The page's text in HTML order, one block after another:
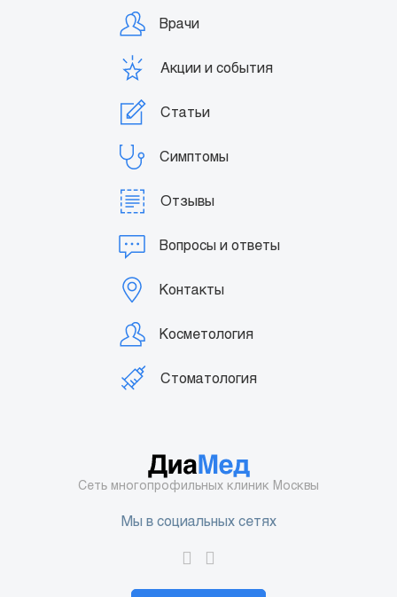
Врачи
Акции и события
Статьи
Симптомы
Отзывы
Вопросы и ответы
Контакты
Косметология
Стоматология
Сеть многопрофильных клиник Москвы
Мы в социальных сетях